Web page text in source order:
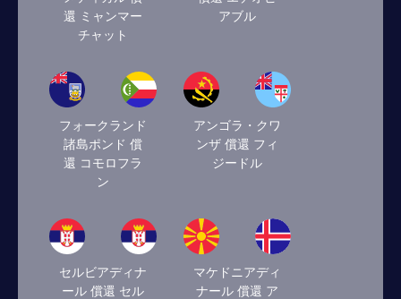
還 ミャンマー
チャット
アブル
フォークランド
諸島ポンド 償
還 コモロフラ
ン
アンゴラ・クワ
ンザ 償還 フィ
ジードル
セルビアディナ
ール 償還 セル
マケドニアディ
ナール 償還 ア